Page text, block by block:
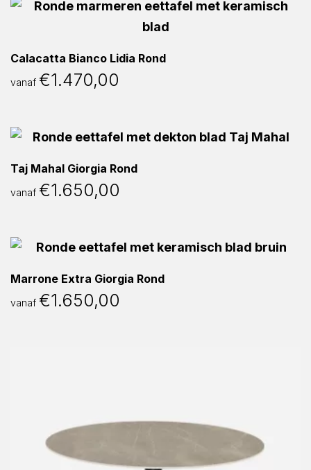
Calacatta Bianco Lidia Rond
vanaf €1.470,00
Taj Mahal Giorgia Rond
vanaf €1.650,00
Marrone Extra Giorgia Rond
vanaf €1.650,00